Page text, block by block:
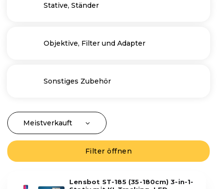
Stative, Ständer
Objektive, Filter und Adapter
Sonstiges Zubehör
P
r
o
d
Meistverkauft
Günstigste
Filter öffnen
L
Lensbot ST-185 (35-180cm) 3-in-1-